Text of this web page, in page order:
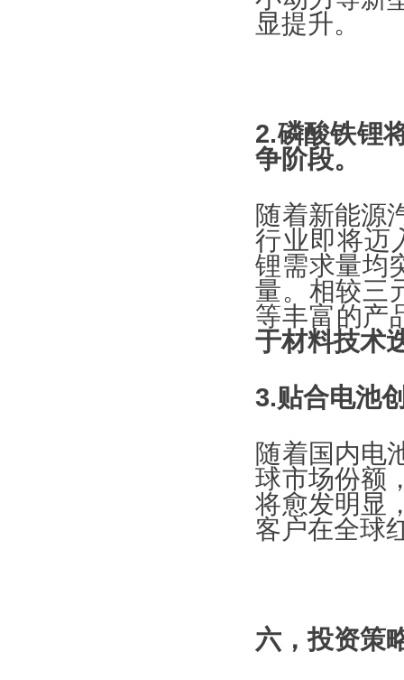
显提升。
2.磷酸铁锂
争阶段。
随着新能源
行业即将迈
锂需求量均
量。相较三
等丰富的产
于材料技术
3.贴合电池
随着国内电
球市场份额
将愈发明显
客户在全球
六，投资策